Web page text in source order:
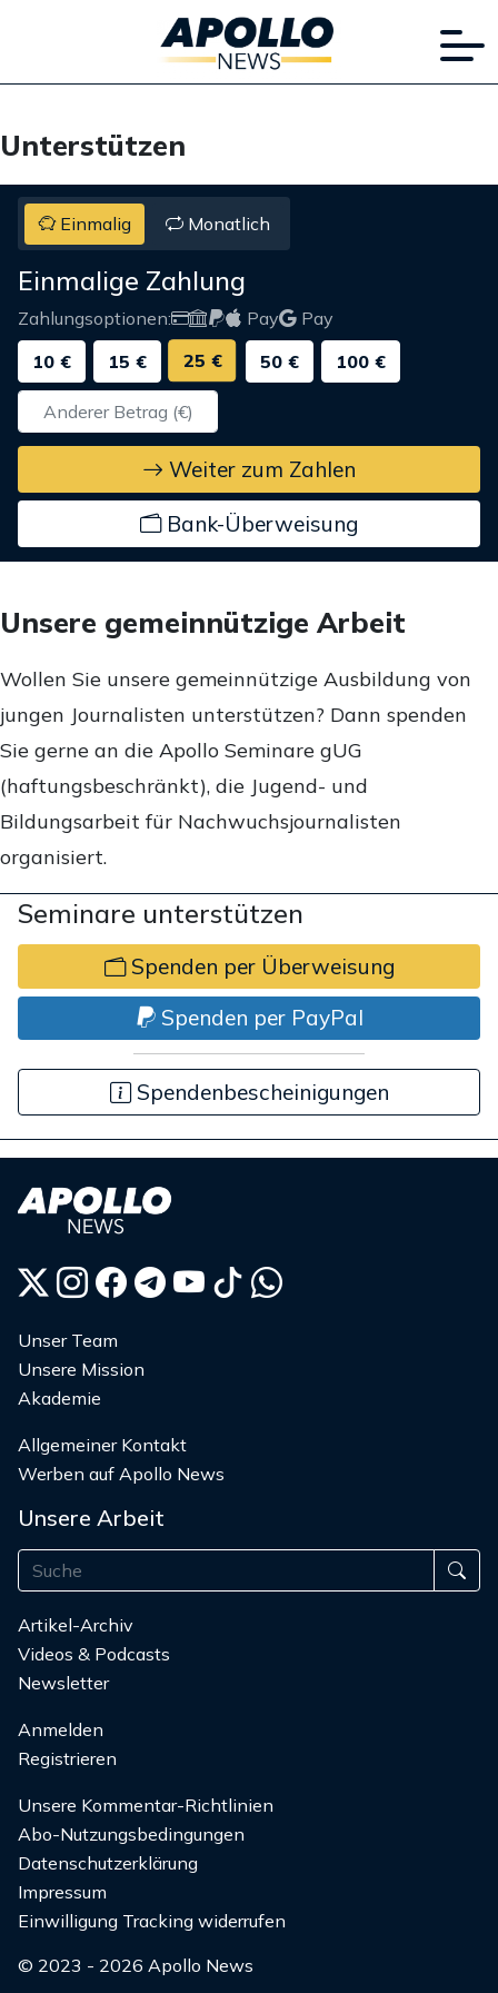
Unterstützen
Einmalig Monatlich
Einmalige Zahlung
Zahlungsoptionen: Pay
Pay
10 €
15 € 25 € 50 € 100 €
Weiter zum Zahlen
Bank-Überweisung
Unsere gemeinnützige Arbeit
Wollen Sie unsere gemeinnützige Ausbildung von
jungen Journalisten unterstützen? Dann spenden
Sie gerne an die Apollo Seminare gUG
(haftungsbeschränkt), die Jugend- und
Bildungsarbeit für Nachwuchsjournalisten
organisiert.
Seminare unterstützen
Spenden per Überweisung
Spenden per PayPal
Spendenbescheinigungen
Unser Team
Unsere Mission
Akademie
Allgemeiner Kontakt
Werben auf Apollo News
Unsere Arbeit
Artikel-Archiv
Videos & Podcasts
Newsletter
Anmelden
Registrieren
Unsere Kommentar-Richtlinien
Abo-Nutzungsbedingungen
Datenschutzerklärung
Impressum
Einwilligung Tracking widerrufen
© 2023 - 2026 Apollo News